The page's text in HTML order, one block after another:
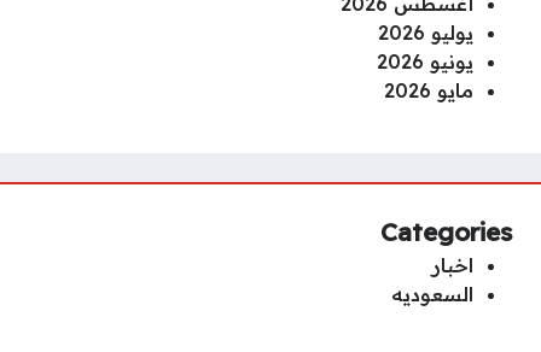
يوليو 2026
يونيو 2026
مايو 2026
Categories
اخبار
السعوديه